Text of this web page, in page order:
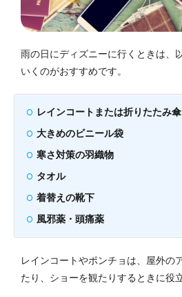
雨の日にディズニーに行くときは、
いくのがおすすめです。
レインコートまたは折りたたみ傘
大きめのビニール袋
寒さ対策の羽織物
タオル
着替えの靴下
風邪薬・頭痛薬
レインコートやポンチョは、屋外の
たり、ショーを観たりするときに役